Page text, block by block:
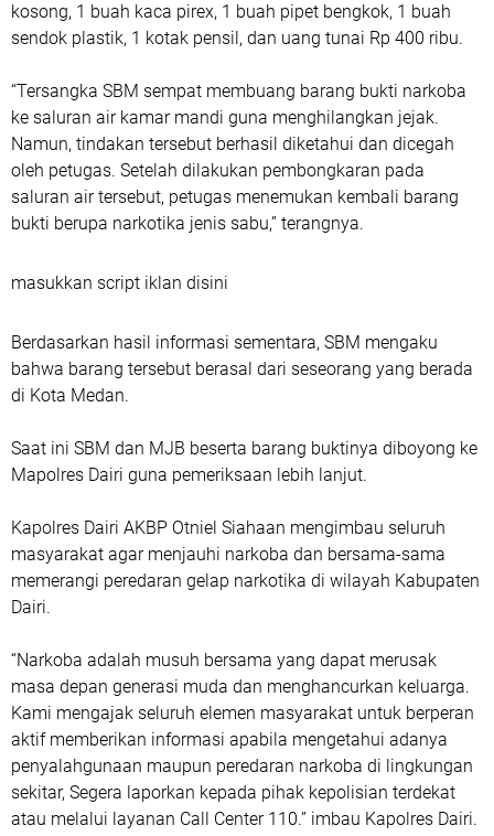
kosong, 1 buah kaca pirex, 1 buah pipet bengkok, 1 buah
sendok plastik, 1 kotak pensil, dan uang tunai Rp 400 ribu.
“Tersangka SBM sempat membuang barang bukti narkoba
ke saluran air kamar mandi guna menghilangkan jejak.
Namun, tindakan tersebut berhasil diketahui dan dicegah
oleh petugas. Setelah dilakukan pembongkaran pada
saluran air tersebut, petugas menemukan kembali barang
bukti berupa narkotika jenis sabu,” terangnya.
masukkan script iklan disini
Berdasarkan hasil informasi sementara, SBM mengaku
bahwa barang tersebut berasal dari seseorang yang berada
di Kota Medan.
Saat ini SBM dan MJB beserta barang buktinya diboyong ke
Mapolres Dairi guna pemeriksaan lebih lanjut.
Kapolres Dairi AKBP Otniel Siahaan mengimbau seluruh
masyarakat agar menjauhi narkoba dan bersama-sama
memerangi peredaran gelap narkotika di wilayah Kabupaten
Dairi.
“Narkoba adalah musuh bersama yang dapat merusak
masa depan generasi muda dan menghancurkan keluarga.
Kami mengajak seluruh elemen masyarakat untuk berperan
aktif memberikan informasi apabila mengetahui adanya
penyalahgunaan maupun peredaran narkoba di lingkungan
sekitar, Segera laporkan kepada pihak kepolisian terdekat
atau melalui layanan Call Center 110.” imbau Kapolres Dairi.